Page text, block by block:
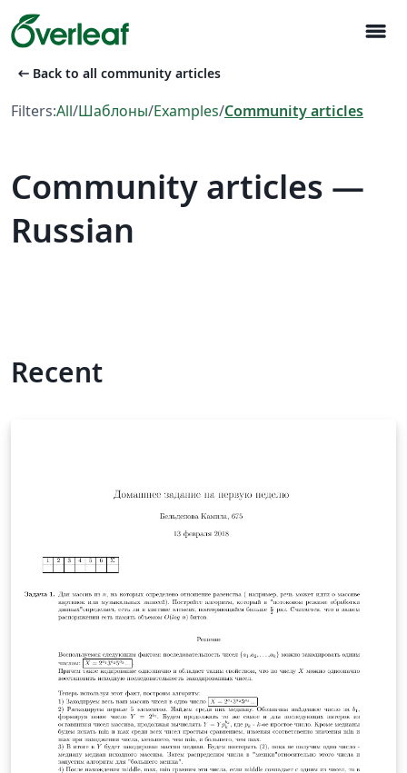
menu
arrow_left_alt Back to all community articles
Filters:All/Шаблоны/Examples/Community articles
Community articles —
Russian
Recent